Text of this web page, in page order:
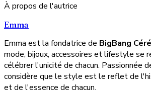
À propos de l'autrice
Emma
Emma est la fondatrice de BigBang
mode, bijoux, accessoires et lifestyle se
célébrer l'unicité de chacun. Passionnée
considère que le style est le reflet de
et de l'essence de chacun.